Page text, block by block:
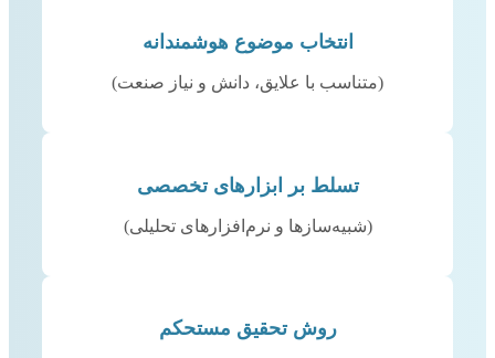
انتخاب موضوع هوشمندانه
(متناسب با علایق، دانش و نیاز صنعت)
تسلط بر ابزارهای تخصصی
(شبیه‌سازها و نرم‌افزارهای تحلیلی)
روش تحقیق مستحکم